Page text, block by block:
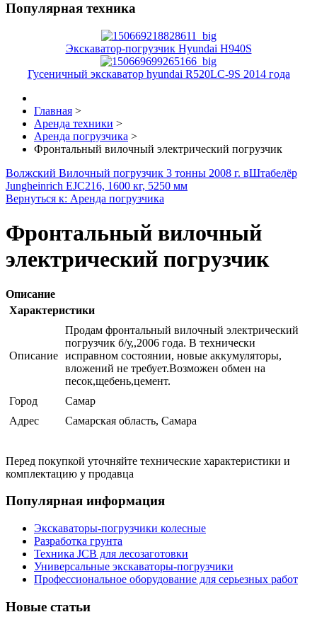
Популярная техника
Экскаватор-погрузчик Hyundai H940S
Гусеничный экскаватор hyundai R520LC-9S 2014 года
Главная >
Аренда техники >
Аренда погрузчика >
Фронтальный вилочный электрический погрузчик
Волжский Вилочный погрузчик 3 тонны 2008 г. вШтабелёр
Jungheinrich EJC216, 1600 кг, 5250 мм
Вернуться к: Аренда погрузчика
Фронтальный вилочный
электрический погрузчик
Описание
Характеристики
Описание
Продам фронтальный вилочный электрический
погрузчик б/у,,2006 года. В технически
исправном состоянии, новые аккумуляторы,
вложений не требует.Возможен обмен на
песок,щебень,цемент.
Город
Самар
Адрес
Самарская область, Самара
Перед покупкой уточняйте технические характеристики и
комплектацию у продавца
Популярная информация
Экскаваторы-погрузчики колесные
Разработка грунта
Техника JCB для лесозаготовки
Универсальные экскаваторы-погрузчики
Профессиональное оборудование для серьезных работ
Новые статьи